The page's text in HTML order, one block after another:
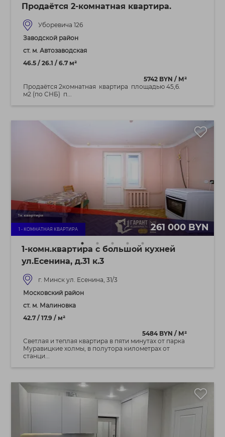
Продаётся 2‑комнатная квартира.
Уборевича 126
Заводской район
ст. м. Автозаводская
46.5 / 26.1 / 6.7 м²
5742 BYN / М²
Продаётся 2комнатная квартира площадью 45,6.
м2 (по СНБ) п...
1 - КОМНАТНАЯ КВАРТИРА 261 000 BYN
1-комн.квартира с большой кухней
ул.Есенина, д.31 к.3
г. Минск ул. Есенина, 31/3
Московский район
ст. м. Малиновка
42.7 / 17.9 / м²
5484 BYN / М²
Светлая и теплая квартира в пяти минутах от парка
Муравицкие холмы, в полутора километрах от
станци...